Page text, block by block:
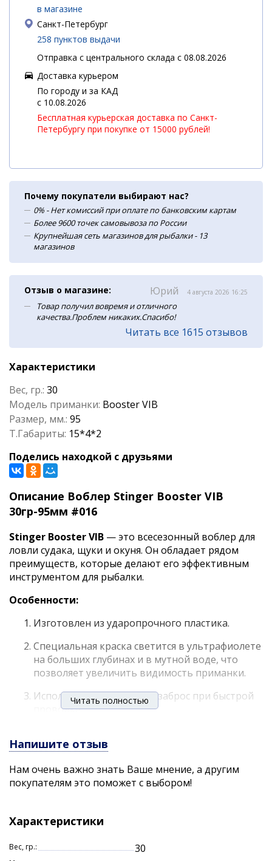
в магазине
Санкт-Петербург
258 пунктов выдачи
Отправка с центрального склада с 08.08.2026
Доставка курьером
По городу и за КАД
c 10.08.2026
Бесплатная курьерская доставка по Санкт-
Петербургу при покупке от 15000 рублей!
Почему покупатели выбирают нас?
0% - Нет комиссий при оплате по банковским картам
Более 9600 точек самовывоза по России
Крупнейшая сеть магазинов для рыбалки - 13
магазинов
Отзыв о магазине: Юрий 4 августа 2026 16:25
Товар получил вовремя и отличного
качества.Проблем никаких.Спасибо!
Читать все 1615 отзывов
Характеристики
Вес, гр.: 30
Модель приманки: Booster VIB
Размер, мм.: 95
Т.Габариты: 15*4*2
Поделись находкой с друзьями
Описание Воблер Stinger Booster VIB
30гр-95мм #016
Stinger Booster VIB — это всесезонный воблер для
ловли судака, щуки и окуня. Он обладает рядом
преимуществ, которые делают его эффективным
инструментом для рыбалки.
Особенности:
Изготовлен из ударопрочного пластика.
Специальная краска светится в ультрафиолете
на больших глубинах и в мутной воде, что
позволяет увеличить видимость приманки.
Используется для ловли взаброс при быстрой
проводке.
заточкой жала не подвержены коррозии в
удержание рыбы.
озерах и в море.
При подледной ловле ориентировн на судака.
Читать полностью
Напишите отзыв
Нам очень важно знать Ваше мнение, а другим
покупателям это поможет с выбором!
Характеристики
Вес, гр.: 30